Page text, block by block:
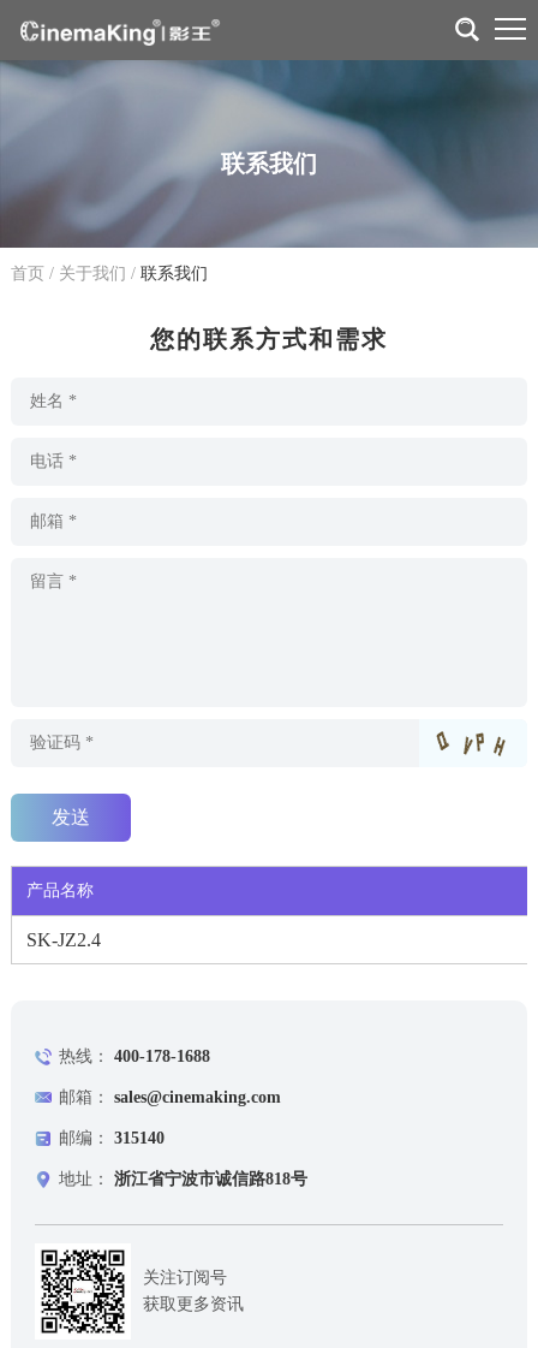
联系我们
首页 / 关于我们 / 联系我们
您的联系方式和需求
产品名称
SK-JZ2.4
热线： 400-178-1688
邮箱： sales@cinemaking.com
邮编： 315140
地址： 浙江省宁波市诚信路818号
关注订阅号
获取更多资讯